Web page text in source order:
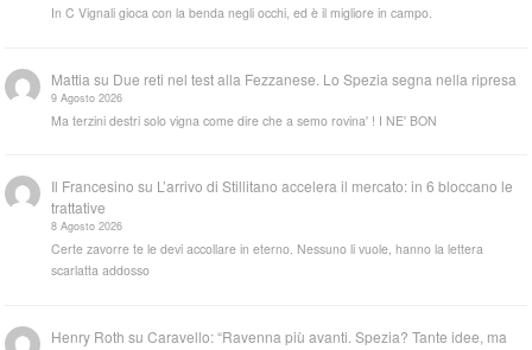
In C Vignali gioca con la benda negli occhi, ed è il migliore in campo.
Mattia su Due reti nel test alla Fezzanese. Lo Spezia segna nella ripresa
9 Agosto 2026
Ma terzini destri solo vigna come dire che a semo rovina' ! I NE' BON
Il Francesino su L’arrivo di Stillitano accelera il mercato: in 6 bloccano le
trattative
8 Agosto 2026
Certe zavorre te le devi accollare in eterno. Nessuno li vuole, hanno la lettera
scarlatta addosso
Henry Roth suCaravello: “Ravenna più avanti. Spezia? Tante idee, ma